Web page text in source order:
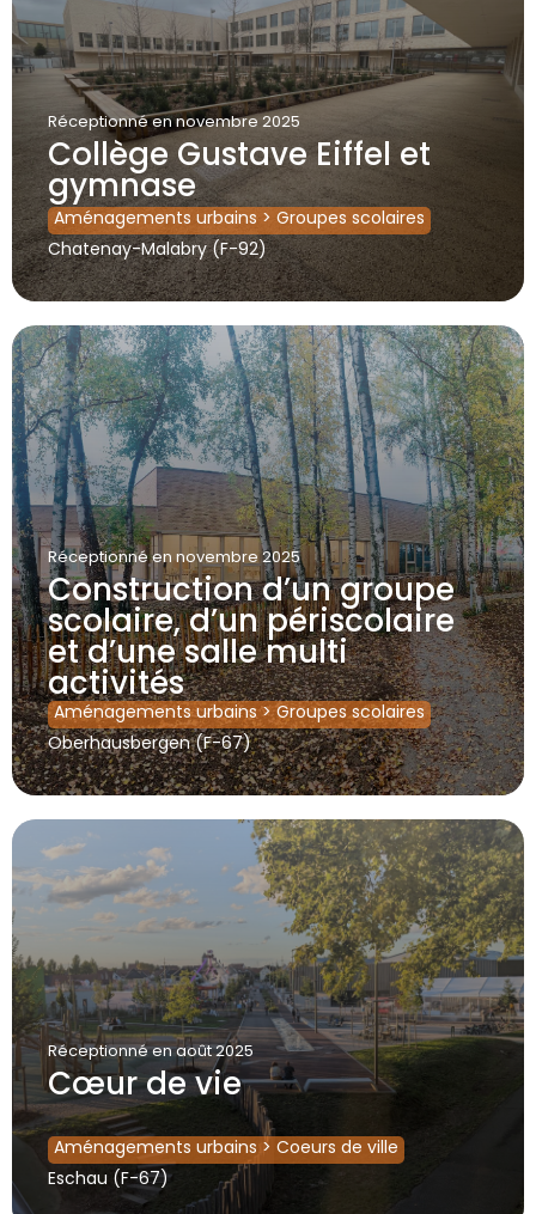
Réceptionnéen novembre 2025
Collège Gustave Eiffel et
gymnase
Aménagements urbains > Groupes scolaires
Chatenay-Malabry (F-92)
Réceptionné en novembre 2025
Construction d’un groupe
scolaire, d’un périscolaire
et d’une salle multi
activités
Aménagements urbains>Groupes scolaires
Oberhausbergen (F-67)
Réceptionnéen août 2025
Cœur de vie
Aménagements urbains > Coeurs de ville
Eschau (F-67)